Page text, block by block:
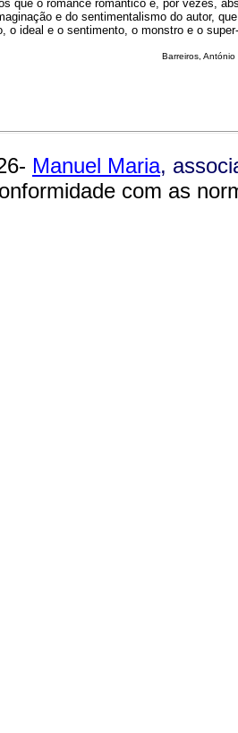
que o romance romântico é, por vezes,
e do sentimentalismo do autor,
o ideal e o sentimento, o monstro e o
Barreiros,
Manuel Maria,
com as